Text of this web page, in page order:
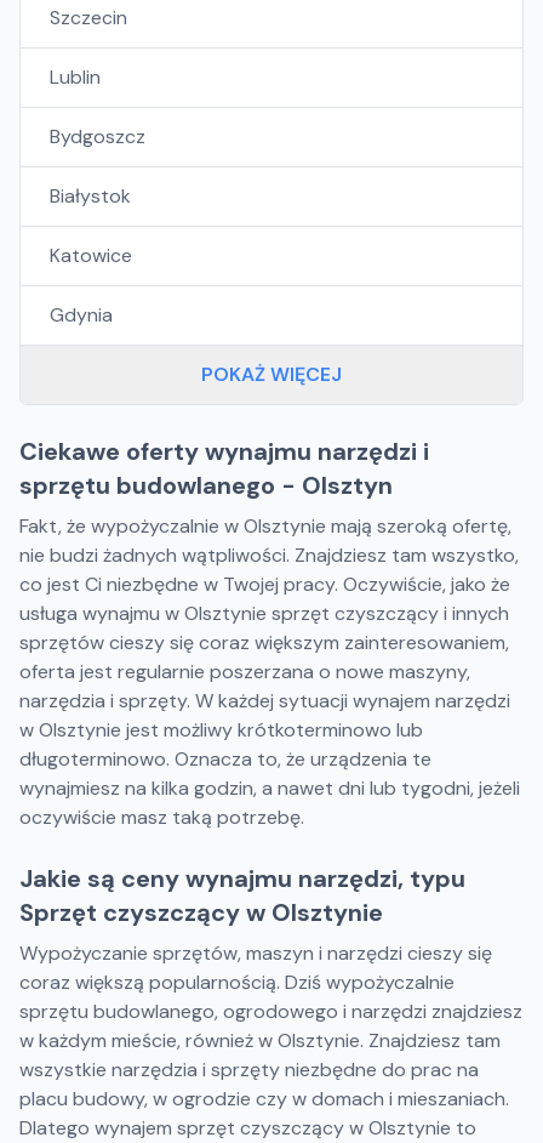
Szczecin
Lublin
Bydgoszcz
Białystok
Katowice
Gdynia
POKAŻ WIĘCEJ
Ciekawe oferty wynajmu narzędzi i
sprzętu budowlanego - Olsztyn
Fakt, że wypożyczalnie w Olsztynie mają szeroką ofertę,
nie budzi żadnych wątpliwości. Znajdziesz tam wszystko,
co jest Ci niezbędne w Twojej pracy. Oczywiście, jako że
usługa wynajmu w Olsztynie sprzęt czyszczący i innych
sprzętów cieszy się coraz większym zainteresowaniem,
oferta jest regularnie poszerzana o nowe maszyny,
narzędzia i sprzęty. W każdej sytuacji wynajem narzędzi
w Olsztynie jest możliwy krótkoterminowo lub
długoterminowo. Oznacza to, że urządzenia te
wynajmiesz na kilka godzin, a nawet dni lub tygodni, jeżeli
oczywiście masz taką potrzebę.
Jakie są ceny wynajmu narzędzi, typu
Sprzęt czyszczący w Olsztynie
Wypożyczanie sprzętów, maszyn i narzędzi cieszy się
coraz większą popularnością. Dziś wypożyczalnie
sprzętu budowlanego, ogrodowego i narzędzi znajdziesz
w każdym mieście, również w Olsztynie. Znajdziesz tam
wszystkie narzędzia i sprzęty niezbędne do prac na
placu budowy, w ogrodzie czy w domach i mieszaniach.
Dlatego wynajem sprzęt czyszczący w Olsztynie to